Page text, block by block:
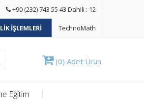
+90 (232) 743 55 43 Dahili : 12
İŞLEMLERİ TechnoMath
(0) Adet Ürün
Eğitim